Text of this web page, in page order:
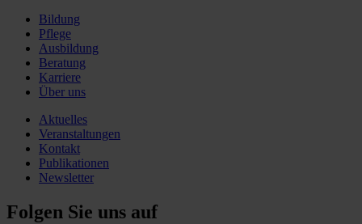
Bildung
Pflege
Ausbildung
Beratung
Karriere
Über uns
Aktuelles
Veranstaltungen
Kontakt
Publikationen
Newsletter
Folgen Sie uns auf